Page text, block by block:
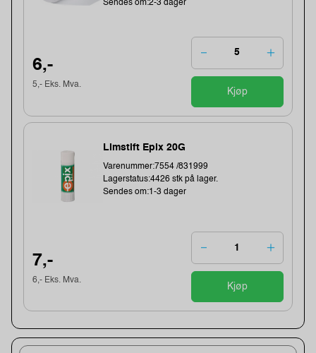
Sendes om:2-3 dager
6,-
5,- Eks. Mva.
Kjøp
Limstift Epix 20G
Varenummer:7554 /831999
Lagerstatus:4426 stk på lager.
Sendes om:1-3 dager
7,-
6,- Eks. Mva.
Kjøp